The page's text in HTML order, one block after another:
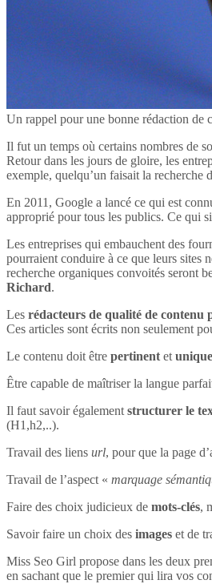
Un rappel pour une bonne rédaction de
Il fut un temps où certains nombres de
Retour dans les jours de gloire, les
exemple, quelqu’un faisait la recherche
En 2011, Google a lancé ce qui est
approprié pour tous les publics. Ce qui
Les entreprises qui embauchent des
pourraient conduire à ce que leurs sites
recherche organiques convoités seront
Richard.
Les rédacteurs de qualité de contenu
Ces articles sont écrits non seulement
Le contenu doit être pertinent et unique
Être capable de maîtriser la langue
Il faut savoir également structurer le
(H1,h2,..).
Travail des liens url, pour que la page
Travail de l’aspect « marquage
Faire des choix judicieux de mots-clés,
Savoir faire un choix des images et de
Miss Seo Girl propose dans les deux
en sachant que le premier qui lira vos